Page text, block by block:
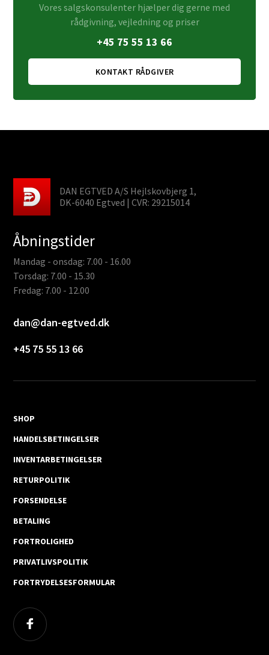
Vores salgskonsulenter hjælper dig gerne med
rådgivning, vejledning og priser
+45 75 55 13 66
KONTAKT RÅDGIVER
DAN EGTVED A/S Hejlskovbjerg 1,
DK-6040 Egtved | CVR: 29215014
Åbningstider
Mandag - onsdag: 7.00 - 16.00
Torsdag: 7.00 - 15.30
Fredag: 7.00 - 12.00
dan@dan-egtved.dk
+45 75 55 13 66
SHOP
HANDELSBETINGELSER
INVENTARBETINGELSER
RETURPOLITIK
FORSENDELSE
BETALING
FORTROLIGHED
PRIVATLIVSPOLITIK
FORTRYDELSESFORMULAR